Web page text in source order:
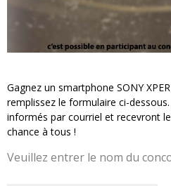
Gagnez un smartphone SONY
remplissez le formulaire ci-
informés par courriel et recevront
chance à tous !
Veuillez entrer le nom du